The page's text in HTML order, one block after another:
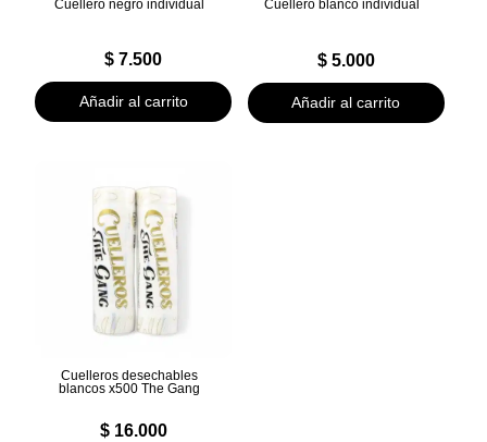
Cuellero negro individual
$ 7.500
Añadir al carrito
Cuellero blanco individual
$5.000
Añadir al carrito
Cuelleros desechables
blancos x500 The Gang
$16.000